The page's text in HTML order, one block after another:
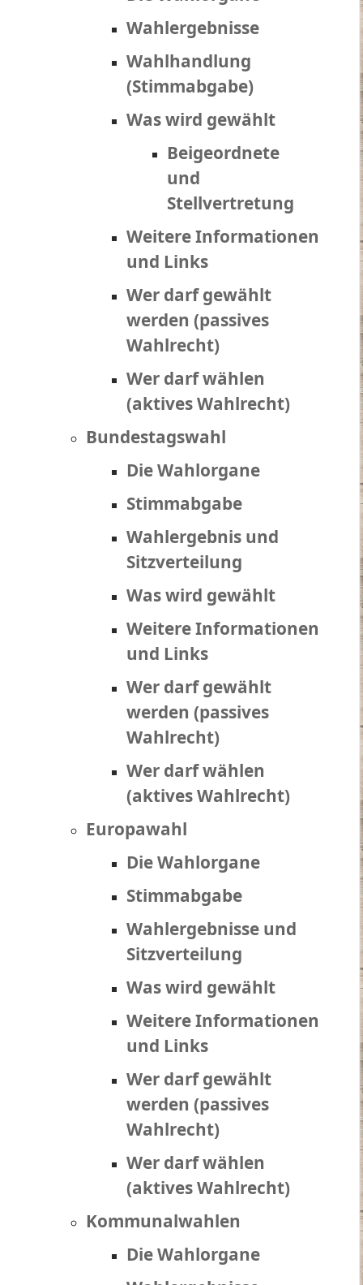
Wahlergebnisse
Wahlhandlung
(Stimmabgabe)
Was wird gewählt
Beigeordnete
und
Stellvertretung
Weitere Informationen
und Links
Wer darf gewählt
werden (passives
Wahlrecht)
Wer darf wählen
(aktives Wahlrecht)
Bundestagswahl
Die Wahlorgane
Stimmabgabe
Wahlergebnis und
Sitzverteilung
Was wird gewählt
Weitere Informationen
und Links
Wer darf gewählt
werden (passives
Wahlrecht)
Wer darf wählen
(aktives Wahlrecht)
Europawahl
Die Wahlorgane
Stimmabgabe
Wahlergebnisse und
Sitzverteilung
Was wird gewählt
Weitere Informationen
und Links
Wer darf gewählt
werden (passives
Wahlrecht)
Wer darf wählen
(aktives Wahlrecht)
Kommunalwahlen
Die Wahlorgane